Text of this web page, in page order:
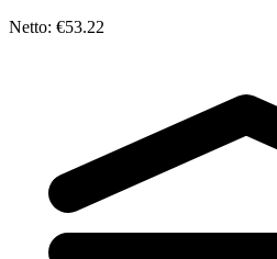
Netto: €53.22